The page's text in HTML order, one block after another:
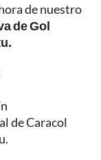
de nuestro
de Gol
de Caracol